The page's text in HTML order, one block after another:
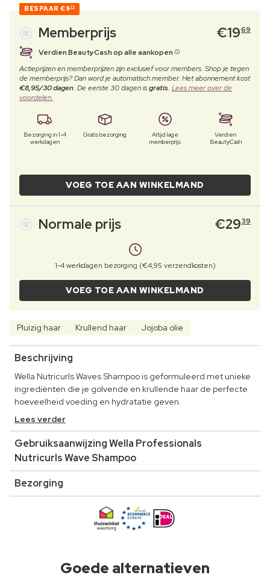
BESPAAR €970
Memberprijs €1969
Verdien BeautyCash op alle aankopen
Actieprijzen en memberprijzen zijn exclusief voor members. Shop je tegen
de memberprijs? Dan word je automatisch member. Het abonnement kost
€8,95/30 dagen. De eerste 30 dagen isgratis. Lees meer over de
voordelen.
Bezorging in 1-4
werkdagen
Gratis bezorging
Altijd lage
memberprijs
Verdien
BeautyCash
VOEG TOE AAN WINKELMAND
Normale prijs €2939
1-4 werkdagen bezorging (€4,95 verzendkosten)
VOEG TOE AAN WINKELMAND
Pluizig haar Krullend haar Jojoba olie
Beschrijving
Wella Nutricurls Waves Shampoo is geformuleerd met unieke
ingrediënten die je golvende en krullende haar de perfecte
hoeveelheid voeding en hydratatie geven.
Lees verder
Gebruiksaanwijzing Wella Professionals
Nutricurls Wave Shampoo
Bezorging
Goede alternatieven